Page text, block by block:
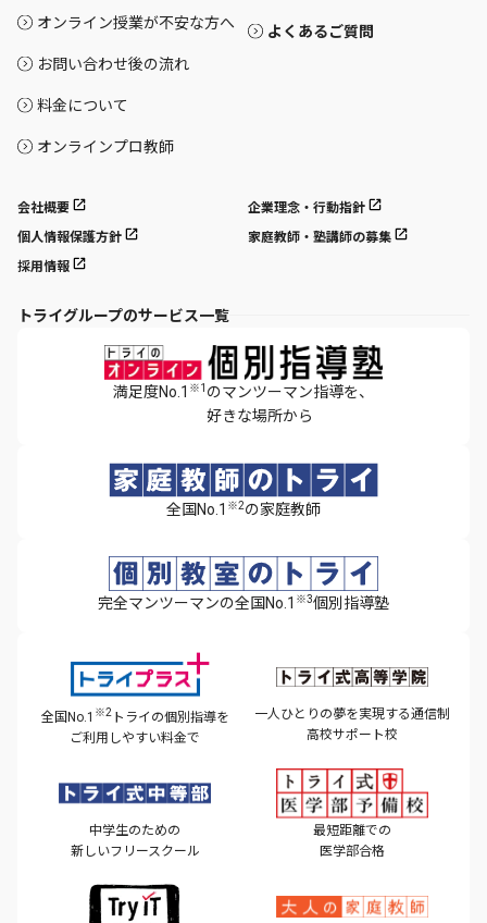
オンライン授業が不安な方へ
お問い合わせ後の流れ
料金について
オンラインプロ教師
よくあるご質問
会社概要
企業理念・行動指針
個人情報保護方針
家庭教師・塾講師の募集
採用情報
トライグループのサービス一覧
満足度No.1 ※1 のマンツーマン指導を、
好きな場所から
全国No.1 ※2の家庭教師
完全マンツーマンの全国No.1 ※3個別指導塾
全国No.1 ※2トライの個別指導を
ご利用しやすい料金で
一人ひとりの夢を実現する通信制
高校サポート校
中学生のための
新しいフリースクール
最短距離での
医学部合格